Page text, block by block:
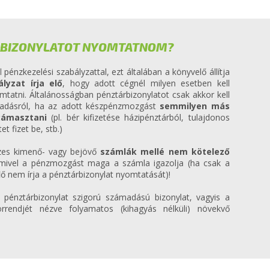
NYOMTATNOM?
pénzkezelési szabályzattal, ezt általában a könyvelő állítja
írja elő, hogy adott cégnél milyen esetben kell
Általánosságban pénztárbizonylatot csak akkor kell
ha az adott készpénzmozgást semmilyen más
(pl. bér kifizetése házipénztárból, tulajdonos
fizet be, stb.)
kimenő- vagy bejövő számlák mellé nem kötelező
a pénzmozgást maga a számla igazolja (ha csak a
nem írja a pénztárbizonylat nyomtatását)!
szigorú számadású bizonylat, vagyis a
nézve folyamatos (kihagyás nélküli) növekvő